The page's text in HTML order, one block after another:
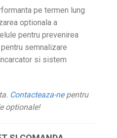
pe termen lung
optionala a
pentru prevenirea
semnalizare
si sistem
Contacteaza-nepentru
optionale!